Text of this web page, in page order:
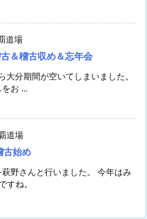
道場
＆稽古収め＆忘年会
大分期間が空いてしまいました。
お ...
道場
古始め
野さんと行いました。 今年はみ
すね。